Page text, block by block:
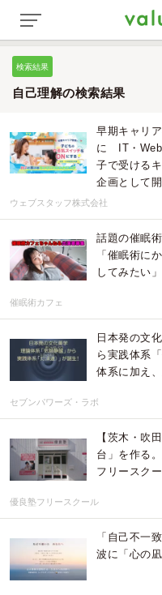
検索結果
自己理解の検索結果
早期キャリ
に IT・Web
子で受ける
企画として
ウェブスタッフ株式会社
話題の催眠
「催眠術に
してみたい
催眠術カフェ
日本発の文
ら実践体系
体系に加え
セブンパワーズ・ラボ
【茨木・吹
台」を作る
フリースク
優良塾フリースクール
「自己不一
波に「心の